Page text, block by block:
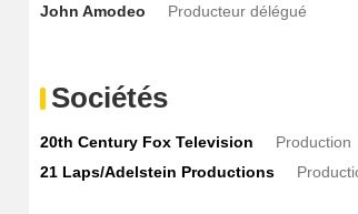
John Amodeo
Producteur délégué
Sociétés
20th Century Fox Television
Production
21 Laps/Adelstein Productions